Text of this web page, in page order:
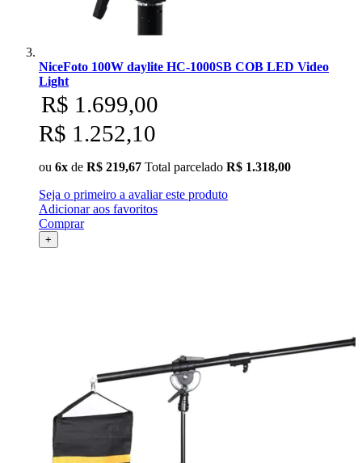
NiceFoto 100W daylite HC-1000SB COB LED Video
Light
R$ 1.699,00
R$ 1.252,10
ou 6x de R$ 219,67 Total parcelado R$ 1.318,00
Seja o primeiro a avaliar este produto
Adicionar aos favoritos
Comprar
+